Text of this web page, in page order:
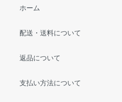
ホーム
配送・送料について
返品について
支払い方法について